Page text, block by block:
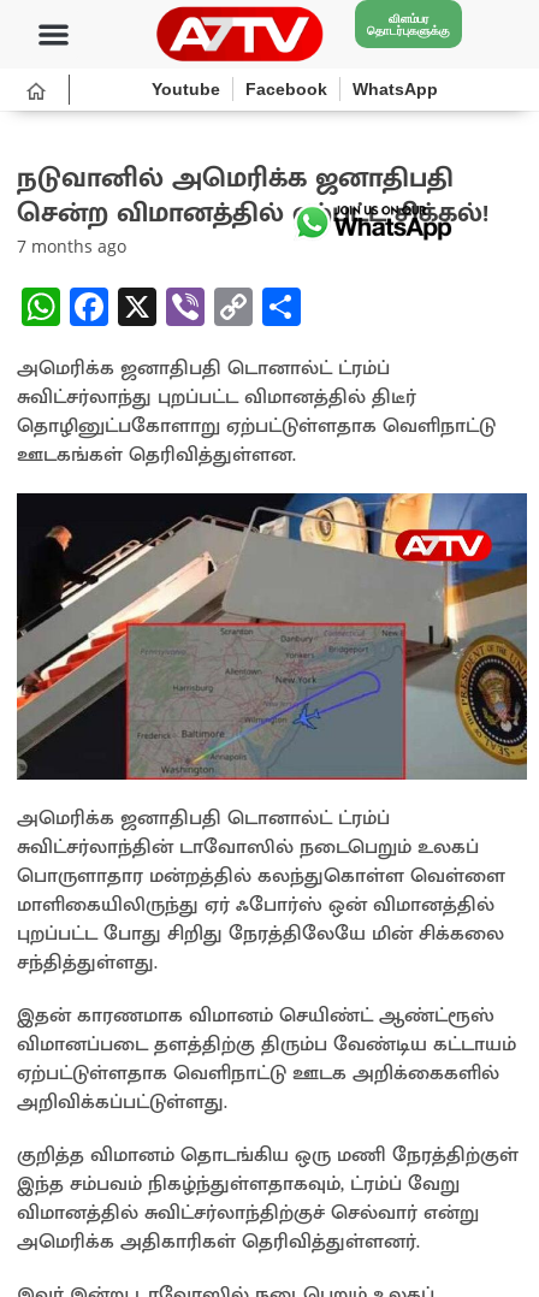
விளம்பர
தொடர்புகளுக்கு
Youtube Facebook WhatsApp
நடுவானில் அமெரிக்க ஜனாதிபதி
சென்ற விமானத்தில் ஏற்பட்ட சிக்கல்!
7 months ago
W
h
at
sA
p
p
Fa
ce
b
o
o
k
X Vi
b
er
C
o
py
Li
n
k
h
ar
e
அமெரிக்க ஜனாதிபதி டொனால்ட் ட்ரம்ப்
சுவிட்சர்லாந்து புறப்பட்ட விமானத்தில் திடீர்
தொழினுட்பகோளாறு ஏற்பட்டுள்ளதாக வெளிநாட்டு
ஊடகங்கள் தெரிவித்துள்ளன.
அமெரிக்க ஜனாதிபதி டொனால்ட் ட்ரம்ப்
சுவிட்சர்லாந்தின் டாவோஸில் நடைபெறும் உலகப்
பொருளாதார மன்றத்தில் கலந்துகொள்ள வெள்ளை
மாளிகையிலிருந்து ஏர் ஃபோர்ஸ் ஒன் விமானத்தில்
புறப்பட்ட போது சிறிது நேரத்திலேயே மின் சிக்கலை
சந்தித்துள்ளது.
இதன் காரணமாக விமானம் செயிண்ட் ஆண்ட்ரூஸ்
விமானப்படை தளத்திற்கு திரும்ப வேண்டிய கட்டாயம்
ஏற்பட்டுள்ளதாக வெளிநாட்டு ஊடக அறிக்கைகளில்
அறிவிக்கப்பட்டுள்ளது.
குறித்த விமானம் தொடங்கிய ஒரு மணி நேரத்திற்குள்
இந்த சம்பவம் நிகழ்ந்துள்ளதாகவும், ட்ரம்ப் வேறு
விமானத்தில் சுவிட்சர்லாந்திற்குச் செல்வார் என்று
அமெரிக்க அதிகாரிகள் தெரிவித்துள்ளனர்.